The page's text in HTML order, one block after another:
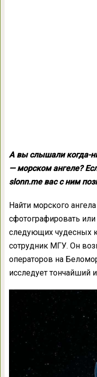
А вы слышали когда-
— морском ангеле?
slonn.meвас с ним
Найти морского
сфотографировать
следующих чудесных
сотрудник МГУ. Он
операторов на
исследует тончайший